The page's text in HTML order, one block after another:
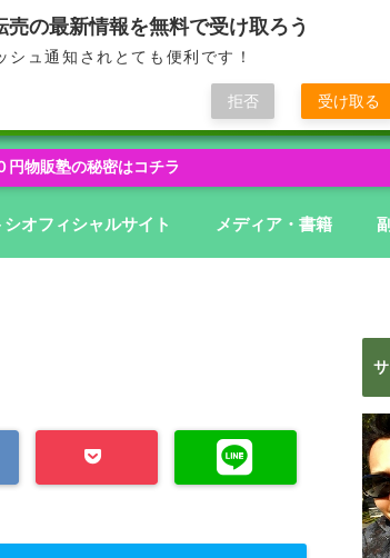
転売から物販にステージアップ
億を狙う０円物販
円物販塾の秘密はコチラ
シオフィシャルサイト メディア・書籍
売の最新情報を無料で受け取ろう
シュ通知されとても便利です！
拒否 受け取る